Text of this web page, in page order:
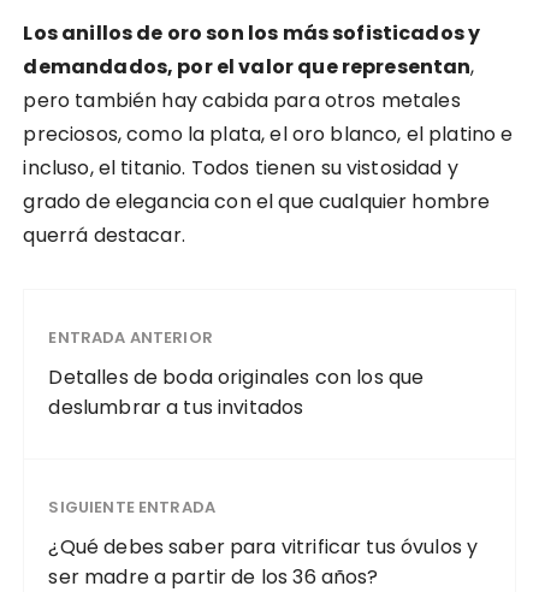
Los anillos de oro son los más sofisticados y
demandados, por el valor que representan,
pero también hay cabida para otros metales
preciosos, como la plata, el oro blanco, el platino e
incluso, el titanio. Todos tienen su vistosidad y
grado de elegancia con el que cualquier hombre
querrá destacar.
ENTRADA ANTERIOR
Detalles de boda originales con los que
deslumbrar a tus invitados
SIGUIENTE ENTRADA
¿Qué debes saber para vitrificar tus óvulos y
ser madre a partir de los 36 años?